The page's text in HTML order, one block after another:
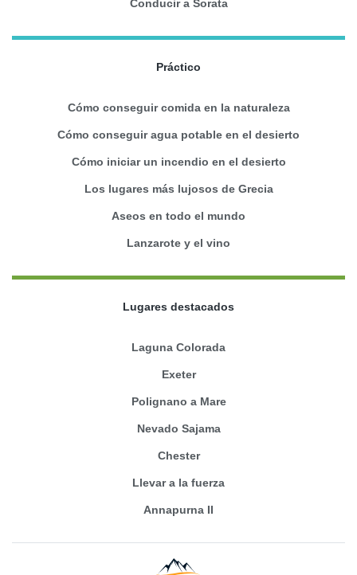
Conducir a Sorata
Práctico
Cómo conseguir comida en la naturaleza
Cómo conseguir agua potable en el desierto
Cómo iniciar un incendio en el desierto
Los lugares más lujosos de Grecia
Aseos en todo el mundo
Lanzarote y el vino
Lugares destacados
Laguna Colorada
Exeter
Polignano a Mare
Nevado Sajama
Chester
Llevar a la fuerza
Annapurna II